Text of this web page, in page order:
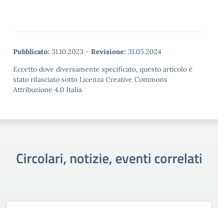
Pubblicato: 31.10.2023 - Revisione: 31.05.2024
Eccetto dove diversamente specificato, questo articolo è
stato rilasciato sotto Licenza Creative Commons
Attribuzione 4.0 Italia.
Circolari, notizie, eventi correlati